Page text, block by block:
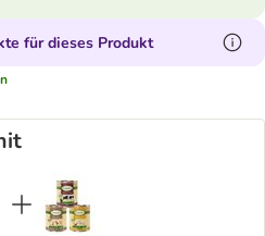
für dieses Produkt